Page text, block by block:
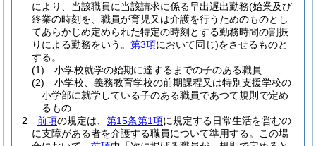
により、当該職員に当該請求に係る早出遅出勤務(始業及び
終業の時刻を、職員が育児又は介護を行うためのものとし
てあらかじめ定められた特定の時刻とする勤務時間の割振
りによる勤務をいう。 第3項において同じ)をさせるものと
する。
(1)
小学校就学の始期に達するまでの子のある職員
(2)
小学校、義務教育学校の前期課程又は特別支援学校の
小学部に就学している子のある職員であつて規則で定め
るもの
2
前項の規定は、 第15条第1項に規定する日常生活を営むの
に支障がある者を介護する職員について準用する。
この場